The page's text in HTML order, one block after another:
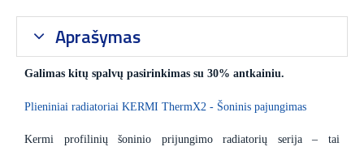
Aprašymas
Galimas kitų spalvų pasirinkimas su 30% antkainiu.
Plieniniai radiatoriai KERMI ThermX2 - Šoninis pajungimas
Kermi profilinių šoninio prijungimo radiatorių serija – tai